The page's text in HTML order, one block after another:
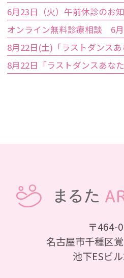
6月23日（火）午前休診のお
オンライン無料診療相談 6
〒464-
名古屋市千種区
池下ESビ